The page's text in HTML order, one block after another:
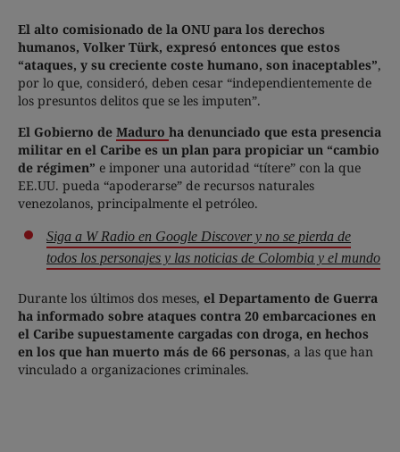
El alto comisionado de la ONU para los derechos
humanos, Volker Türk, expresó entonces que estos
“ataques, y su creciente coste humano, son inaceptables”,
por lo que, consideró, deben cesar “independientemente de
los presuntos delitos que se les imputen”.
El Gobierno de Maduro ha denunciado que esta presencia
militar en el Caribe es un plan para propiciar un “cambio
de régimen” e imponer una autoridad “títere” con la que
EE.UU. pueda “apoderarse” de recursos naturales
venezolanos, principalmente el petróleo.
Siga a W Radio en Google Discover y no se pierda de
todos los personajes y las noticias de Colombia y el mundo
Durante los últimos dos meses, el Departamento de Guerra
ha informado sobre ataques contra 20 embarcaciones en
el Caribe supuestamente cargadas con droga, en hechos
en los que han muerto más de 66 personas, a las que han
vinculado a organizaciones criminales.